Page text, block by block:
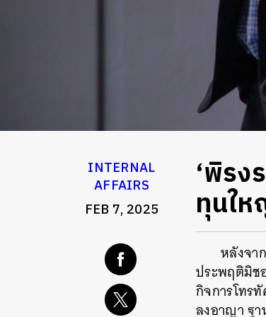
INTERNAL
AFFAIRS
FEB 7, 2025
‘พิรง
ทุนใ
หลังจา
ประพฤติมิช
กิจการโทร
ลงอาญา ฐ